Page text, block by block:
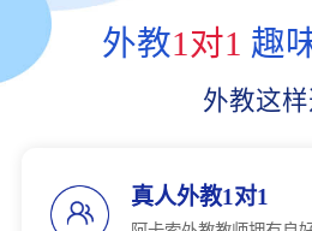
外教1对1 趣
外教这
真人外教1对1